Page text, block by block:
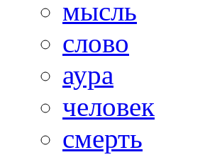
мысль
слово
аура
человек
смерть